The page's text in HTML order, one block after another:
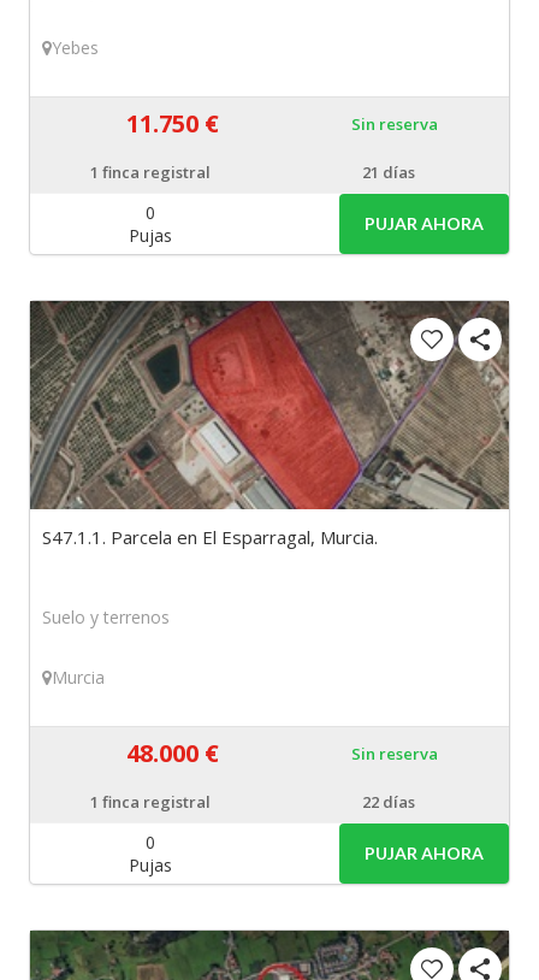
Yebes
11.750 € Sin reserva
1 finca registral 21 días
0
Pujas
PUJAR AHORA
S47.1.1. Parcela en El Esparragal, Murcia.
Suelo y terrenos
Murcia
48.000 € Sin reserva
1 finca registral 22 días
0
Pujas
PUJAR AHORA